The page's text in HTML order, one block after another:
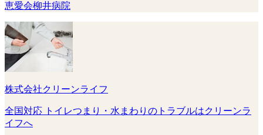
恵愛会柳井病院
株式会社クリーンライフ
全国対応 トイレつまり・水まわりのトラブルはクリーンラ
イフへ